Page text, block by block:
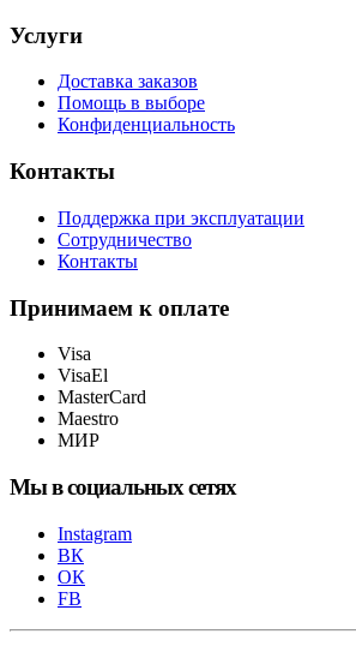
Услуги
Доставка заказов
Помощь в выборе
Конфиденциальность
Контакты
Поддержка при эксплуатации
Сотрудничество
Контакты
Принимаем к оплате
Visa
VisaEl
MasterCard
Maestro
МИР
Мы в социальных сетях
Instagram
ВК
ОК
FB